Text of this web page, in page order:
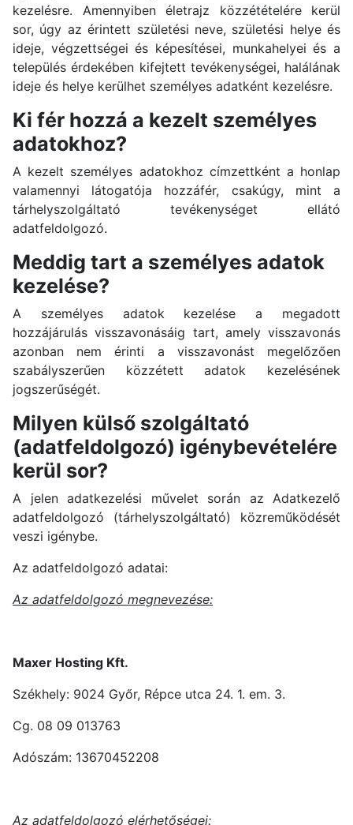
kezelésre. Amennyiben életrajz közzétételére kerül
sor, úgy az érintett születési neve, születési helye és
ideje, végzettségei és képesítései, munkahelyei és a
település érdekében kifejtett tevékenységei, halálának
ideje és helye kerülhet személyes adatként kezelésre.
Ki fér hozzá a kezelt személyes
adatokhoz?
A kezelt személyes adatokhoz címzettként a honlap
valamennyi látogatója hozzáfér, csakúgy, mint a
tárhelyszolgáltató tevékenységet ellátó
adatfeldolgozó.
Meddig tart a személyes adatok
kezelése?
A személyes adatok kezelése a megadott
hozzájárulás visszavonásáig tart, amely visszavonás
azonban nem érinti a visszavonást megelőzően
szabályszerűen közzétett adatok kezelésének
jogszerűségét.
Milyen külső szolgáltató
(adatfeldolgozó) igénybevételére
kerül sor?
A jelen adatkezelési művelet során az Adatkezelő
adatfeldolgozó (tárhelyszolgáltató) közreműködését
veszi igénybe.
Az adatfeldolgozó adatai:
Az adatfeldolgozó megnevezése:
Maxer Hosting Kft.
Székhely: 9024 Győr, Répce utca 24. 1. em. 3.
Cg. 08 09 013763
Adószám: 13670452208
Az adatfeldolgozó elérhetőségei: